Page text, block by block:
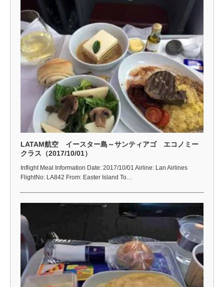
LATAM航空 イースター島～サンティアゴ エコノミー
クラス（2017/10/01）
Inflight Meal Information Date: 2017/10/01 Airline: Lan Airlines
FlightNo: LA842 From: Easter Island To…